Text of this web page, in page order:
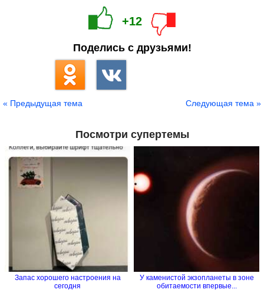
+12
Поделись с друзьями!
« Предыдущая тема Следующая тема »
Посмотри супертемы
Запас хорошего настроения на
сегодня
У каменистой экзопланеты в зоне
обитаемости впервые...